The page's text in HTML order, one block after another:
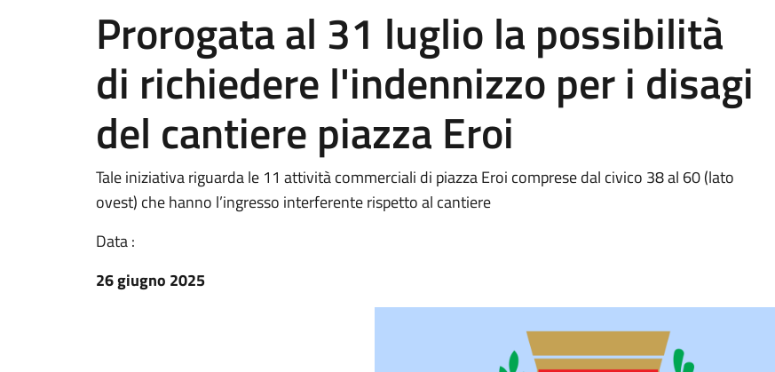
Prorogata al 31 luglio la possibilità
di richiedere l'indennizzo per i disagi
del cantiere piazza Eroi
Tale iniziativa riguarda le 11 attività commerciali di piazza Eroi comprese dal civico 38 al 60 (lato
ovest) che hanno l’ingresso interferente rispetto al cantiere
Data :
26 giugno 2025